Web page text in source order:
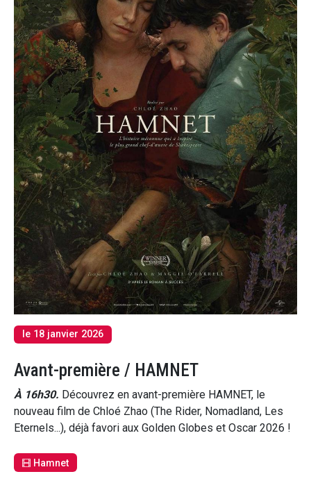
le 18 janvier 2026
Avant-première / HAMNET
À 16h30. Découvrez en avant-première HAMNET, le
nouveau film de Chloé Zhao (The Rider, Nomadland, Les
Eternels...), déjà favori aux Golden Globes et Oscar 2026 !
Hamnet